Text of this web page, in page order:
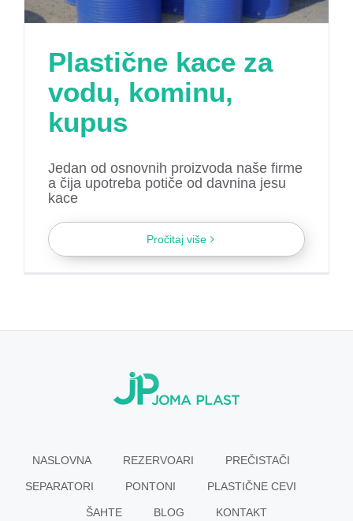
Plastične kace za
vodu, kominu,
kupus
Jedan od osnovnih proizvoda naše firme
a čija upotreba potiče od davnina jesu
kace
Pročitaj više
NASLOVNA REZERVOARI PREČISTAČI
SEPARATORI PONTONI PLASTIČNE CEVI
ŠAHTE BLOG KONTAKT